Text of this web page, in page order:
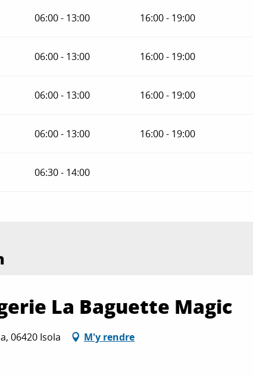
06:00 - 13:00 16:00 - 19:00
06:00 - 13:00 16:00 - 19:00
06:00 - 13:00 16:00 - 19:00
06:00 - 13:00 16:00 - 19:00
06:30 - 14:00
La Baguette Magic
06420 Isola M'y rendre